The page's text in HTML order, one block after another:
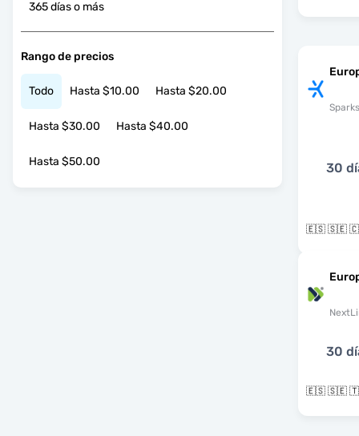
365 días o más
Rango de precios
Todo Hasta $10.00 Hasta $20.00
Hasta $30.00 Hasta $40.00
Hasta $50.00
Sparks
30
30